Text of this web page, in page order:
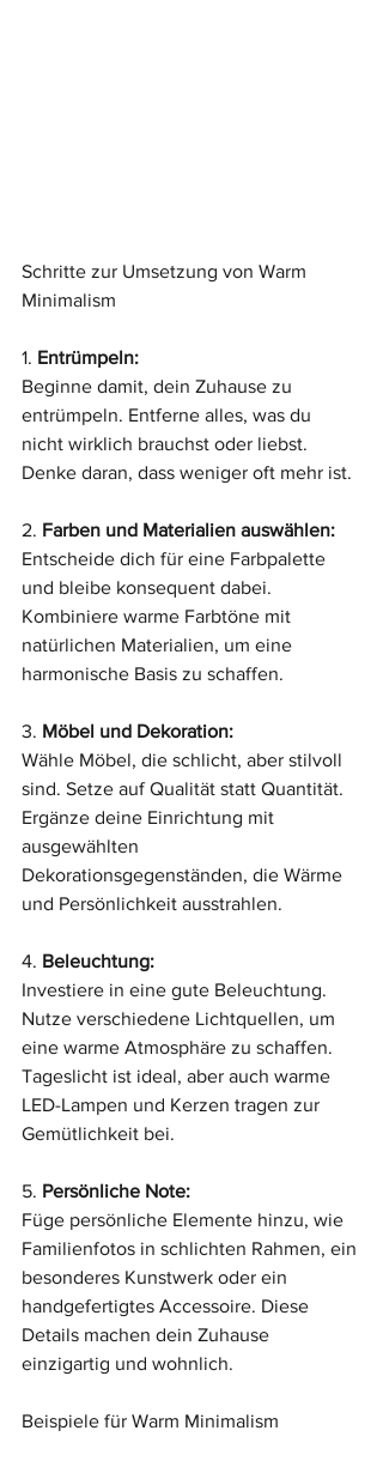
Schritte zur Umsetzung von Warm
Minimalism
1. Entrümpeln:
Beginne damit, dein Zuhause zu
entrümpeln. Entferne alles, was du
nicht wirklich brauchst oder liebst.
Denke daran, dass weniger oft mehr ist.
2. Farben und Materialien auswählen:
Entscheide dich für eine Farbpalette
und bleibe konsequent dabei.
Kombiniere warme Farbtöne mit
natürlichen Materialien, um eine
harmonische Basis zu schaffen.
3. Möbel und Dekoration:
Wähle Möbel, die schlicht, aber stilvoll
sind. Setze auf Qualität statt Quantität.
Ergänze deine Einrichtung mit
ausgewählten
Dekorationsgegenständen, die Wärme
und Persönlichkeit ausstrahlen.
4. Beleuchtung:
Investiere in eine gute Beleuchtung.
Nutze verschiedene Lichtquellen, um
eine warme Atmosphäre zu schaffen.
Tageslicht ist ideal, aber auch warme
LED-Lampen und Kerzen tragen zur
Gemütlichkeit bei.
5. Persönliche Note:
Füge persönliche Elemente hinzu, wie
Familienfotos in schlichten Rahmen, ein
besonderes Kunstwerk oder ein
handgefertigtes Accessoire. Diese
Details machen dein Zuhause
einzigartig und wohnlich.
Beispiele für Warm Minimalism